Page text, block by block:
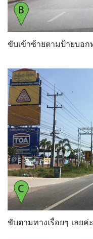
ขับเข้าซ้ายตามป้ายบอก
ขับตามทางเรื่อยๆ เลยค่ะ